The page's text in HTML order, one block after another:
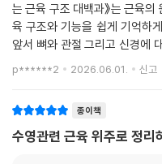
근육 하나하나를 차례대로 다
운 만화와 깔끔한 일러스트가
의 이름과 특징이 잘 정리된 책
다. - Kanoxxx
는 근육 구조 대백과》는 근육
육 구조와 기능을 쉽게 기억하
앞서 뼈와 관절 그리고 신경에
존재하지만, 뼈나 신경이 없으
을 지탱하는
p******2 2026.06.01. 신고
종이책
수영관련 근육 위주로 정리